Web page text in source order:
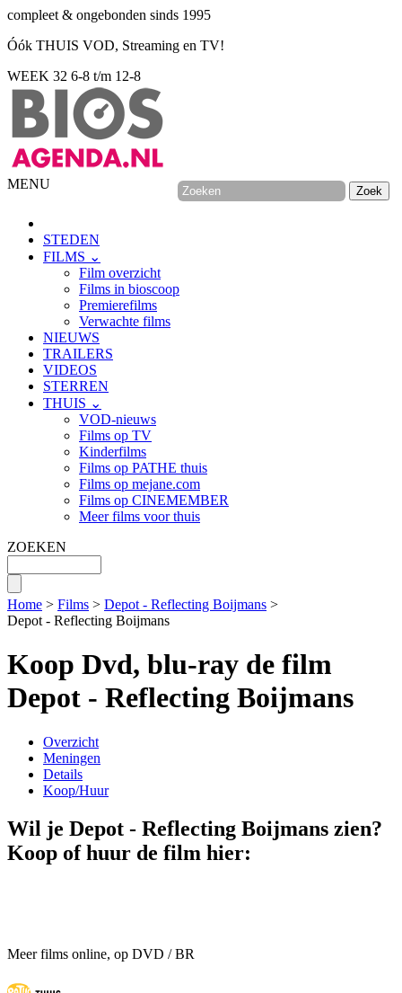
compleet & ongebonden sinds 1995
Óók THUIS VOD, Streaming en TV!
WEEK 32 6-8 t/m 12-8
MENU
STEDEN
FILMS ⌄
Film overzicht
Films in bioscoop
Premierefilms
Verwachte films
NIEUWS
TRAILERS
VIDEOS
STERREN
THUIS ⌄
VOD-nieuws
Films op TV
Kinderfilms
Films op PATHE thuis
Films op mejane.com
Films op CINEMEMBER
Meer films voor thuis
ZOEKEN
Home > Films > Depot - Reflecting Boijmans >
Depot - Reflecting Boijmans
Koop Dvd, blu-ray de film
Depot - Reflecting Boijmans
Overzicht
Meningen
Details
Koop/Huur
Wil je Depot - Reflecting Boijmans zien?
Koop of huur de film hier:
Meer films online, op DVD / BR